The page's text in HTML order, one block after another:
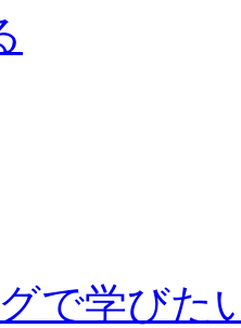
で学びた